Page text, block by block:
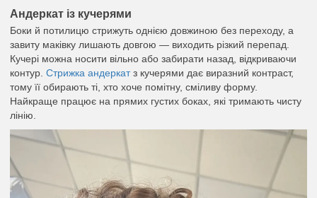
Андеркат із кучерями
Боки й потилицю стрижуть однією довжиною без переходу, а
завиту маківку лишають довгою — виходить різкий перепад.
Кучері можна носити вільно або забирати назад, відкриваючи
контур. Стрижка андеркатз кучерями дає виразний контраст,
тому її обирають ті, хто хоче помітну, сміливу форму.
Найкраще працює на прямих густих боках, які тримають чисту
лінію.